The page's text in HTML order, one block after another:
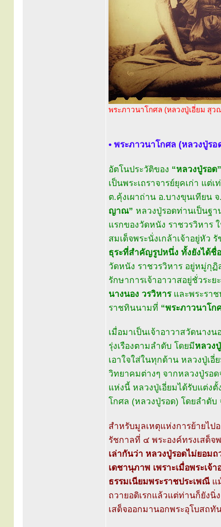
พระภาวนาโกศล (หลวงปู่เอี่ยม สุ
• พระภาวนาโกศล (หลวงปู่รอ
อัตโนประวัติของ “หลวงปู่รอด”
เป็นพระเถราจารย์ยุคเก่า แ
ต.คุ้งเผาถ่าน อ.บางขุนเทียน
ญาณ” หลวงปู่รอดท่านเป็นฐ
แรกของวัดหนัง ราชวรวิหาร
สมเด็จพระนั่งเกล้าเจ้าอยู่หัว
ธุระที่สำคัญรูปหนึ่ง ทั้งยังได้ชื่
วัดหนัง ราชวรวิหาร อยู่หมู่กุ
รักษาการเจ้าอาวาสอยู่ชั่วระ
นางนอง วรวิหารและพระรา
ราชทินนามที่ “พระภาวนาโก
เมื่อมาเป็นเจ้าอาวาสวัดนาง
รุ่งเรืองตามลำดับ โดยมีหลวง
เอาใจใส่ในทุกด้าน หลวงปู่เ
วิทยาคมต่างๆ จากหลวงปู่รอ
แห่งนี้ หลวงปู่เอี่ยมได้รับแต่งตั้
โกศล (หลวงปู่รอด) โดยลำดับ
สำหรับมูลเหตุแห่งการย้ายไป
รัชกาลที่ ๔ พระองค์ทรงเสด็จ
เล่ากันว่า หลวงปู่รอดไม่ยอมถ
เดชานุภาพ เพราะเมื่อพระเจ้
ธรรมเนียมพระราชประเพณีแ
ถวายอดิเรกแล้วแต่ท่านก็ยังนิ่
เสด็จออกมานอกพระอุโบสถทั